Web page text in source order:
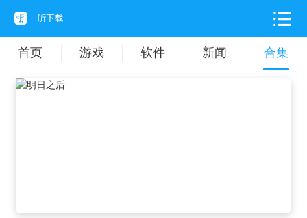
首页 游戏 软件 新闻 合集